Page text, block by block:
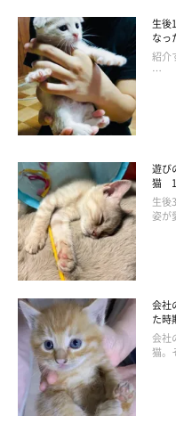
とっても仲良しなりんくん
Instagramを見てみると、ベ
は、ほかにもまだありました
大好きなようで、飼い主さ
も買ったそう。でも、与え
（笑）
りんくんはぷくちゃんの大
の小さいベッドを使ってい
生後
なっ
紹介
…
遊び
猫 1
生後
姿が
会社
た
会社
猫。